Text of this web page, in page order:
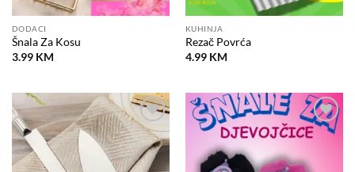
DODACI
Šnala Za Kosu
3.99 KM
KUHINJA
Rezač Povrća
4.99 KM
Dodaj
na
listu
želja
Dodaj